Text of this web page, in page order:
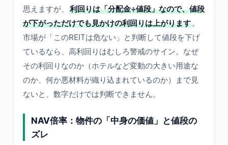
思えますが、
利回りは「分配金÷値段」なので、値段
が下がっただけでも見かけの利回りは上がります。
市場が「このREITは危ない」と判断して値段を下げ
ているなら、高利回りはむしろ警戒のサイン。なぜ
その利回りなのか（ホテルなど変動の大きい用途な
のか、何か悪材料が織り込まれているのか）まで見
ないと、数字だけでは判断できません。
NAV倍率：物件の「中身の価値」と値段の
ズレ